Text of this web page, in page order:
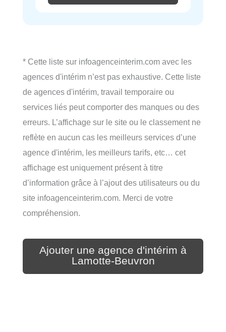
* Cette liste sur infoagenceinterim.com avec les
agences d'intérim n’est pas exhaustive. Cette liste
de agences d'intérim, travail temporaire ou
services liés peut comporter des manques ou des
erreurs. L’affichage sur le site ou le classement ne
reflète en aucun cas les meilleurs services d’une
agence d'intérim, les meilleurs tarifs, etc… cet
affichage est uniquement présent à titre
d’information grâce à l’ajout des utilisateurs ou du
site infoagenceinterim.com. Merci de votre
compréhension.
Ajouter une agence d'intérim à
Lamotte-Beuvron